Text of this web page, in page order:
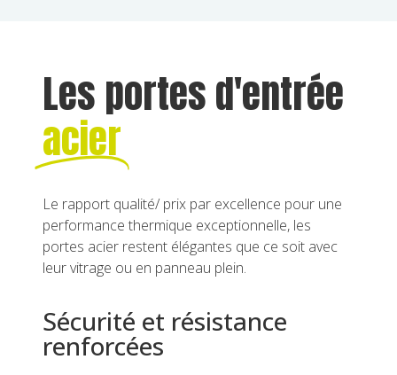
Les portes d'entrée
acier
Le rapport qualité/ prix par excellence pour une
performance thermique exceptionnelle, les
portes acier restent élégantes que ce soit avec
leur vitrage ou en panneau plein.
Sécurité et résistance
renforcées